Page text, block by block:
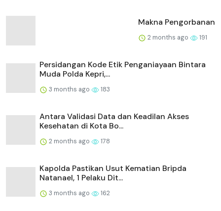
Makna Pengorbanan
2 months ago 191
Persidangan Kode Etik Penganiayaan Bintara
Muda Polda Kepri,...
3 months ago 183
Antara Validasi Data dan Keadilan Akses
Kesehatan di Kota Bo...
2 months ago 178
Kapolda Pastikan Usut Kematian Bripda
Natanael, 1 Pelaku Dit...
3 months ago 162